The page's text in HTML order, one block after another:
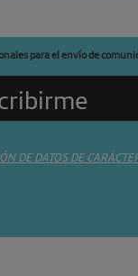
para el envío de
DE DATOS DE